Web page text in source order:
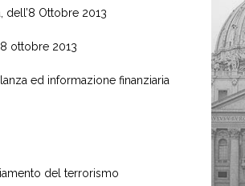
dell’8 Ottobre 2013
ottobre 2013
ed informazione finanziaria
del terrorismo